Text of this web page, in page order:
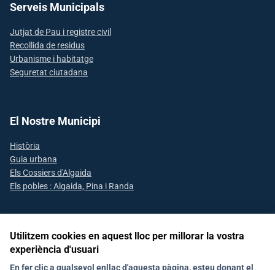
Serveis Municipals
Jutjat de Pau i registre civil
Recollida de residus
Urbanisme i habitatge
Seguretat ciutadana
El Nostre Municipi
Història
Guia urbana
Els Cossiers d'Algaida
Els pobles : Algaida, Pina i Randa
Segueix-nos a les xarxes socials
Utilitzem cookies en aquest lloc per millorar la vostra
experiència d'usuari
En fer clic a qualsevol enllaç d'aquesta pàgina, esteu donant el